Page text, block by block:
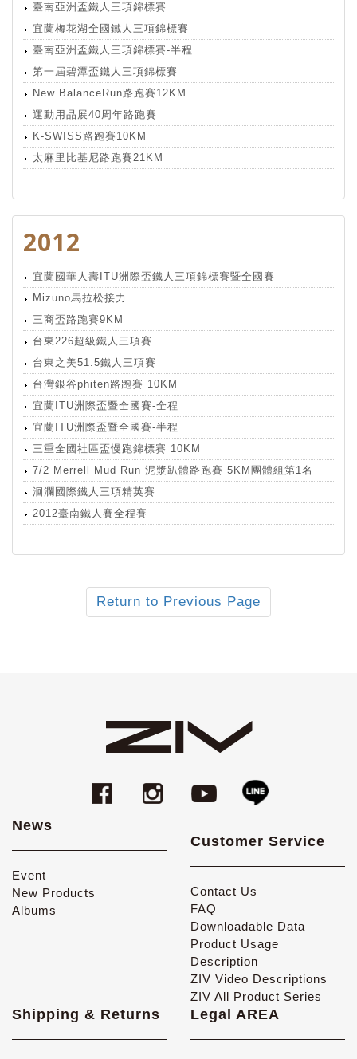
臺南亞洲盃鐵人三項錦標賽
宜蘭梅花湖全國鐵人三項錦標賽
臺南亞洲盃鐵人三項錦標賽-半程
第一屆碧潭盃鐵人三項錦標賽
New BalanceRun路跑賽12KM
運動用品展40周年路跑賽
K-SWISS路跑賽10KM
太麻里比基尼路跑賽21KM
2012
宜蘭國華人壽ITU洲際盃鐵人三項錦標賽暨全國賽
Mizuno馬拉松接力
三商盃路跑賽9KM
台東226超級鐵人三項賽
台東之美51.5鐵人三項賽
台灣銀谷phiten路跑賽 10KM
宜蘭ITU洲際盃暨全國賽-全程
宜蘭ITU洲際盃暨全國賽-半程
三重全國社區盃慢跑錦標賽 10KM
7/2 Merrell Mud Run 泥漿趴體路跑賽 5KM團體組第1名
洄瀾國際鐵人三項精英賽
2012臺南鐵人賽全程賽
Return to Previous Page
News
Event
New Products
Albums
Customer Service
Contact Us
FAQ
Downloadable Data
Product Usage
Description
ZIV Video Descriptions
ZIV All Product Series
Shipping & Returns Legal AREA